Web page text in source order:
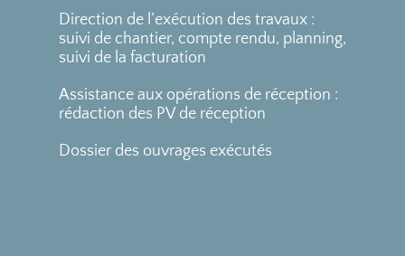
Direction de l’exécution des travaux :
suivi de chantier, compte rendu, planning,
suivi de la facturation
Assistance aux opérations de réception :
rédaction des PV de réception
Dossier des ouvrages exécutés